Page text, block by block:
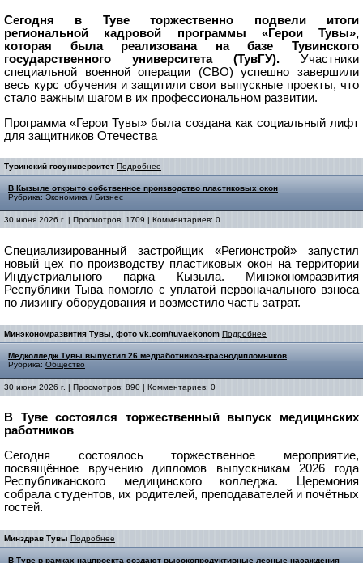
Сегодня в Туве торжественно подвели итоги
региональной кадровой программы «Герои Тувы»,
которая была реализована на базе Тувинского
государственного университета (ТувГУ). Участники
специальной военной операции (СВО) успешно завершили
весь курс обучения и защитили свои выпускные проекты, что
стало важным шагом в их профессиональном развитии.
Программа «Герои Тувы» была создана как cоциальный лифт
для защитников Отечества
Тувинский госуниверситет Подробнее
В Кызыле открыто собственное производство пластиковых окон
Рубрика: Экономика / Бизнес
30 июня 2026 г. | Просмотров: 1709 | Комментариев: 0
Специализированный застройщик «Регионстрой» запустил
новый цех по производству пластиковых окон на территории
Индустриального парка Кызыла. Минэкономразвития
Республики Тыва помогло с уплатой первоначального взноса
по лизингу оборудования и возместило часть затрат.
Минэкономразвития Тувы, фото vk.com/tuvaekonom Подробнее
Медколледж Тувы выпустил 26 медработников-краснодипломников
Рубрика: Общество
30 июня 2026 г. | Просмотров: 890 | Комментариев: 0
В Туве состоялся торжественный выпуск медицинских
работников
Сегодня состоялось торжественное мероприятие,
посвящённое вручению дипломов выпускникам 2026 года
Республиканского медицинского колледжа. Церемония
собрала студентов, их родителей, преподавателей и почётных
гостей.
Минздрав Тувы Подробнее
В Туве в рамках нацпроекта создают высокопродуктивные лесные насаждения